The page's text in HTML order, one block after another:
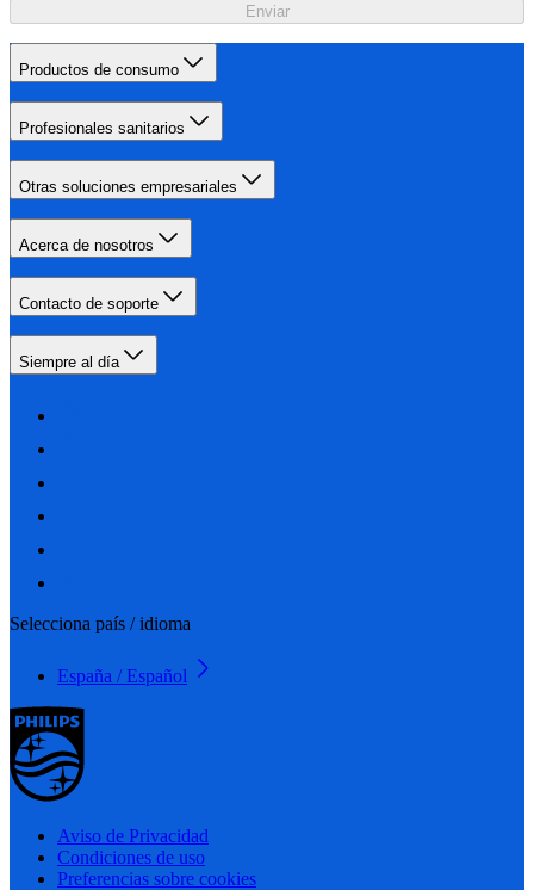
Enviar
Productos de consumo
Profesionales sanitarios
Otras soluciones empresariales
Acerca de nosotros
Contacto de soporte
Siempre al día
Selecciona país / idioma
España / Español
Aviso de Privacidad
Condiciones de uso
Preferencias sobre cookies